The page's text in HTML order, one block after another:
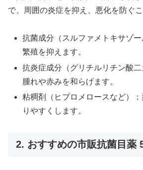
で、周囲の炎症を抑え、悪化を防ぐこ
抗菌成分（スルファメトキサゾ
繁殖を抑えます。
抗炎症成分（グリチルリチン酸二
腫れや赤みを和らげます。
粘稠剤（ヒプロメロースなど）
りやすくします。
2. おすすめの市販抗菌目薬